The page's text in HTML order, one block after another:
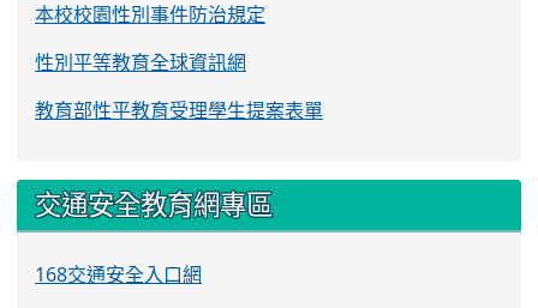
本校校園性別事件防治規定
性別平等教育全球資訊網
教育部性平教育受理學生提案表單
交通安全教育網專區
168交通安全入口網